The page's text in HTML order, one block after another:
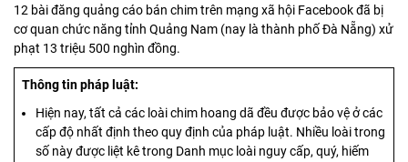
12 bài đăng quảng cáo bán chim trên mạng xã hội Facebook đã bị
cơ quan chức năng tỉnh Quảng Nam (nay là thành phố Đà Nẵng) xử
phạt 13 triệu 500 nghìn đồng.
Thông tin pháp luật:
Hiện nay, tất cả các loài chim hoang dã đều được bảo vệ ở các
cấp độ nhất định theo quy định của pháp luật. Nhiều loài trong
số này được liệt kê trong Danh mục loài nguy cấp, quý, hiếm